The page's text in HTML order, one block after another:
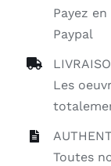
Payez
Paypal
Les
Toutes